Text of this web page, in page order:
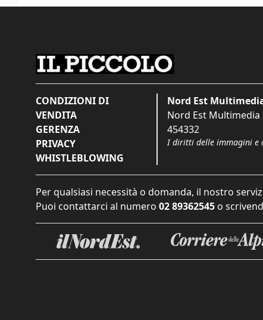
CONDIZIONI DI
VENDITA
GERENZA
PRIVACY
WHISTLEBLOWING
Nord Est
Nord Est Multimedia
454332
I diritti delle immagini e
Per qualsiasi necessità o domanda, il nostro
Puoi contattarci al numero 02 89362545 o